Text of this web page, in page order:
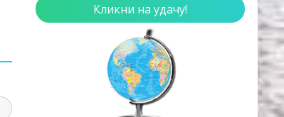
Кликни на удачу!